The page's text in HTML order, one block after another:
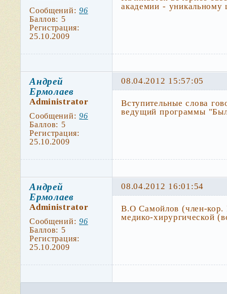
Сообщений:96
Баллов: 5
Регистрация:
25.10.2009
академии - уникальному
Андрей
Ермолаев
Administrator
Сообщений:96
Баллов: 5
Регистрация:
25.10.2009
08.04.2012 15:57:05
Вступительные слова
ведущий программы
Андрей
Ермолаев
Administrator
Сообщений:96
Баллов: 5
Регистрация:
25.10.2009
08.04.2012 16:01:54
В.О Самойлов (член-кор.
медико-хирургической